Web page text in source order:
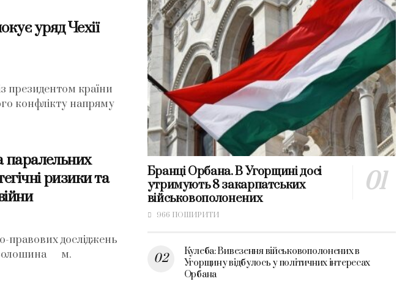
уряд Чехії
президентом країни
конфлікту напряму
паралельних
ризики та
досліджень
Волошина м.
Бранці Орбана. В Угорщині досі
утримують 8 закарпатських
військовополонених
966 ПОШИРИТИ
Кулеба: Вивезення військовополонених в
Угорщину відбулось у політичних інтересах
Орбана